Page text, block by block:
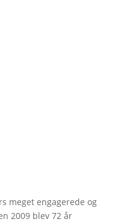
meget engagerede og
2009 blev 72 år